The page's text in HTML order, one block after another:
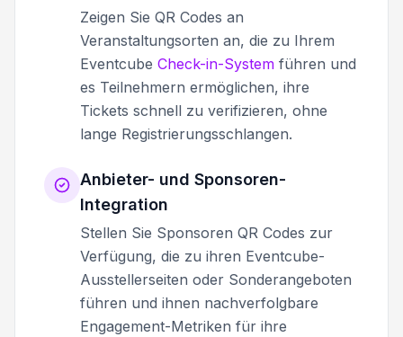
Zeigen Sie QR Codes an
Veranstaltungsorten an, die zu Ihrem
Eventcube Check-in-System führen und
es Teilnehmern ermöglichen, ihre
Tickets schnell zu verifizieren, ohne
lange Registrierungsschlangen.
Anbieter- und Sponsoren-
Integration
Stellen Sie Sponsoren QR Codes zur
Verfügung, die zu ihren Eventcube-
Ausstellerseiten oder Sonderangeboten
führen und ihnen nachverfolgbare
Engagement-Metriken für ihre